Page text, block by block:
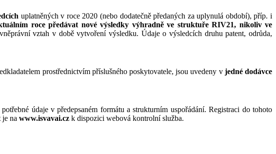
uplatněných v roce 2020 (nebo dodatečně předaných za uplynulá období), příp. i
roce předávat nové výsledky výhradně ve struktuře RIV21, nikoliv ve
vztah v době vytvoření výsledku. Údaje o výsledcích druhu patent, odrůda,
prostřednictvím příslušného poskytovatele, jsou uvedeny v jedné dodávce
údaje v předepsaném formátu a strukturním uspořádání. Registraci do tohoto
na www.isvavai.cz k dispozici webová kontrolní služba.